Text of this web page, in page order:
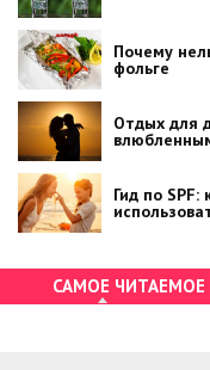
Почему
фольге
Отдых для
Гид по
САМОЕ ЧИТАЕМОЕ